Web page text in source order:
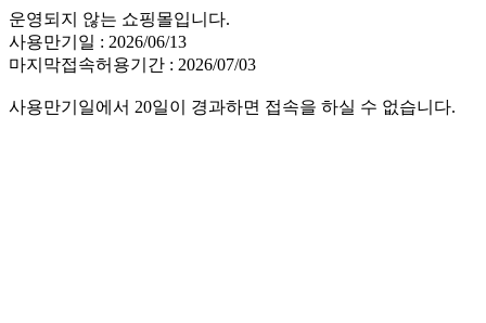
운영되지 않는 쇼핑몰입니다.
사용만기일 : 2026/06/13
마지막접속허용기간 : 2026/07/03
사용만기일에서 20일이 경과하면 접속을 하실 수 없습니다.